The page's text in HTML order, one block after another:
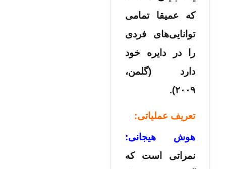
که عمیقا تمامی
توانایی‌های فردی
را در دایره خود
دارد (گلمن،
۲۰۰۹).
تعریف عملیاتی:
هوش هیجانی:
نمراتی است که